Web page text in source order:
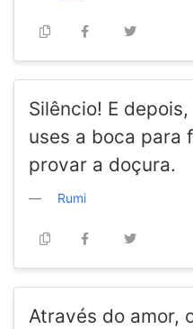
Silêncio! E
uses a boca para
provar a doçura.
Rumi
Através do amor,